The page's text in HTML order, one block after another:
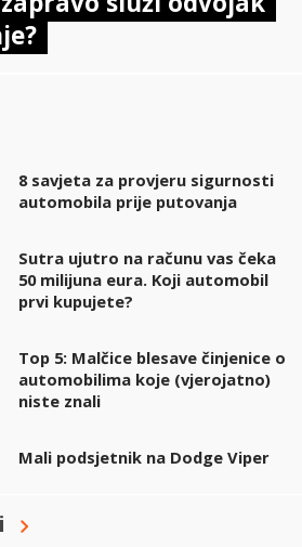
8 savjeta za provjeru sigurnosti
automobila prije putovanja
Sutra ujutro na računu vas čeka
50 milijuna eura. Koji automobil
prvi kupujete?
Top 5: Malčice blesave činjenice o
automobilima koje (vjerojatno)
niste znali
Mali podsjetnik na Dodge Viper